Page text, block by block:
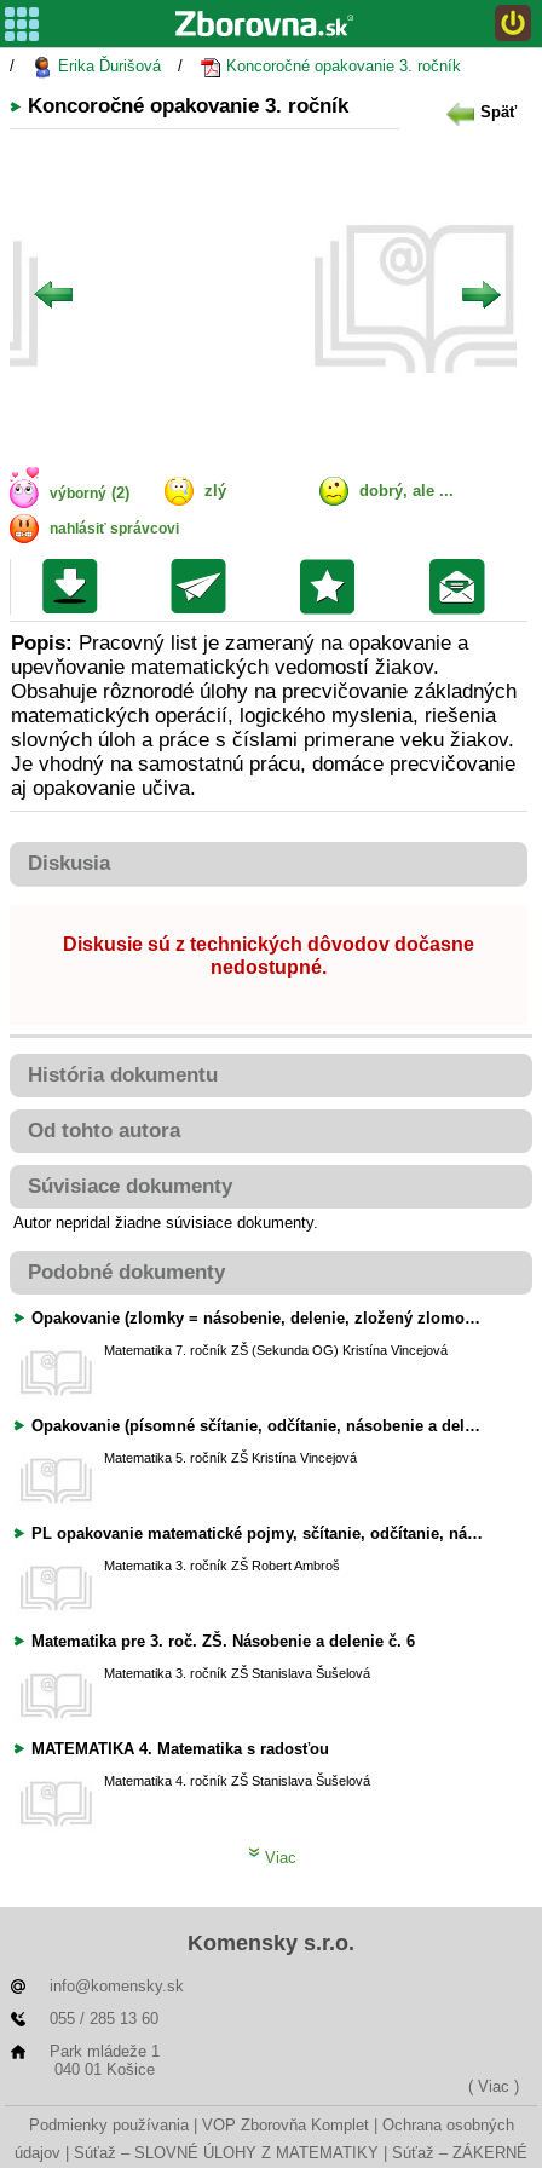
/ Erika Ďurišová / Koncoročné opakovanie 3. ročník
Koncoročné opakovanie 3. ročník Späť
výborný (2) zlý dobrý, ale ...
nahlásiť správcovi
Popis: Pracovný list je zameraný na opakovanie a
upevňovanie matematických vedomostí žiakov.
Obsahuje rôznorodé úlohy na precvičovanie základných
matematických operácií, logického myslenia, riešenia
slovných úloh a práce s číslami primerane veku žiakov.
Je vhodný na samostatnú prácu, domáce precvičovanie
aj opakovanie učiva.
Diskusia
Diskusie sú z technických dôvodov dočasne
nedostupné.
História dokumentu
Od tohto autora
Súvisiace dokumenty
Autor nepridal žiadne súvisiace dokumenty.
Podobné dokumenty
Opakovanie (zlomky = násobenie, delenie, zložený zlomok, sčítanie, odčítanie)
Matematika 7. ročník ZŠ (Sekunda OG) Kristína Vincejová
Opakovanie (písomné sčítanie, odčítanie, násobenie a delenie so zvyškom)
Matematika 5. ročník ZŠ Kristína Vincejová
PL opakovanie matematické pojmy, sčítanie, odčítanie, násobenie, delenie
Matematika 3. ročník ZŠ Robert Ambroš
Matematika pre 3. roč. ZŠ. Násobenie a delenie č. 6
Matematika 3. ročník ZŠ Stanislava Šušelová
MATEMATIKA 4. Matematika s radosťou
Matematika 4. ročník ZŠ Stanislava Šušelová
Viac
Komensky s.r.o.
info@komensky.sk
055 / 285 13 60
Park mládeže 1
040 01 Košice
( Viac )
Podmienky používania VOP Zborovňa Komplet
Ochrana osobných
údajov
Súťaž – SLOVNÉ ÚLOHY Z MATEMATIKY Súťaž – ZÁKERNÉ